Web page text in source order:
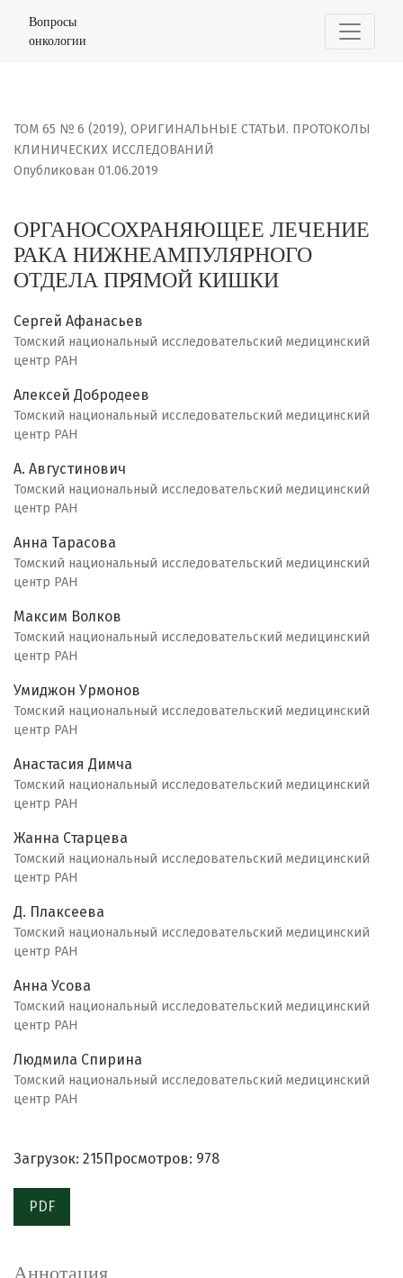
ОРГАНОСОХРАНЯЮЩЕЕ ЛЕЧЕНИЕ РАКА
Вопросы
онкологии
ТОМ 65 № 6 (2019), ОРИГИНАЛЬНЫЕ СТАТЬИ. ПРОТОКОЛЫ
КЛИНИЧЕСКИХ ИССЛЕДОВАНИЙ
ОРГАНОСОХРАНЯЮЩЕЕ ЛЕЧЕНИЕ
РАКА НИЖНЕАМПУЛЯРНОГО
ОТДЕЛА ПРЯМОЙ КИШКИ
Опубликован 01.06.2019
Сергей Афанасьев
Томский национальный исследовательский медицинский
центр РАН
Алексей Добродеев
Томский национальный исследовательский медицинский
центр РАН
А. Августинович
Томский национальный исследовательский медицинский
центр РАН
Анна Тарасова
Томский национальный исследовательский медицинский
центр РАН
Максим Волков
Томский национальный исследовательский медицинский
центр РАН
Умиджон Урмонов
Томский национальный исследовательский медицинский
центр РАН
Анастасия Димча
Томский национальный исследовательский медицинский
центр РАН
Жанна Старцева
Томский национальный исследовательский медицинский
центр РАН
Д. Плаксеева
Томский национальный исследовательский медицинский
центр РАН
Анна Усова
Томский национальный исследовательский медицинский
центр РАН
Людмила Спирина
Томский национальный исследовательский медицинский
центр РАН
Загрузок: 215 Просмотров: 978
PDF
Аннотация